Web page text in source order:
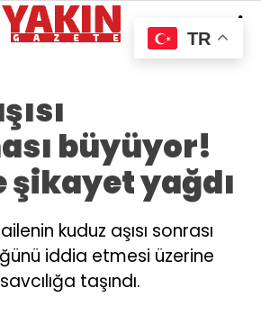
büyüyor!
şikayet yağdı
kuduz aşısı sonrası
iddia etmesi üzerine
taşındı.
TR